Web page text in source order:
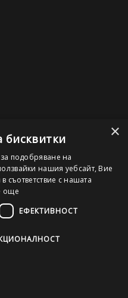
×
бисквитки
подобряване на
нашия уебсайт, Вие
съответствие с нашата
още
ЕФЕКТИВНОСТ